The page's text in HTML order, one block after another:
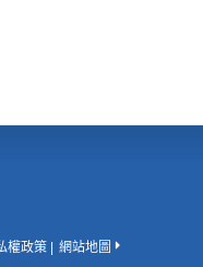
權政策 網站地圖